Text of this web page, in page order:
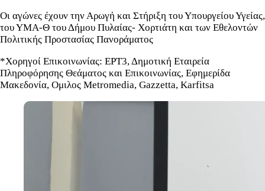
Οι αγώνες έχουν την Αρωγή και Στήριξη του Υπουργείου Υγείας,
του ΥΜΑ-Θ του Δήμου Πυλαίας- Χορτιάτη και των Εθελοντών
Πολιτικής Προστασίας Πανοράματος
*Χορηγοί Επικοινωνίας: ΕΡΤ3, Δημοτική Εταιρεία
Πληροφόρησης Θεάματος και Επικοινωνίας, Εφημερίδα
Μακεδονία, Ομιλος Metromedia, Gazzetta, Karfitsa